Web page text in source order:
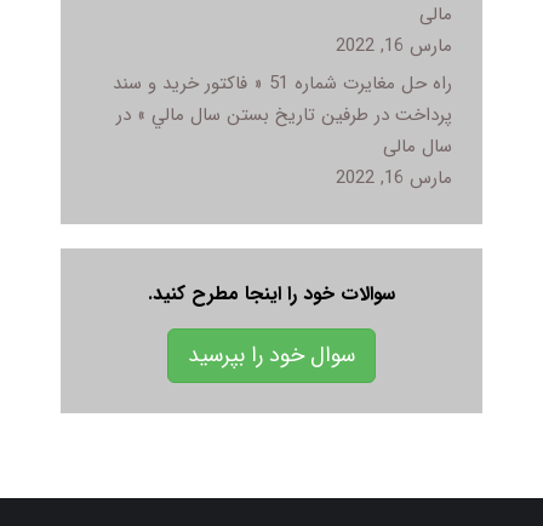
مالی
مارس 16, 2022
راه حل مغایرت شماره 51 « فاکتور خريد و سند
پرداخت در طرفين تاريخ بستن سال مالي » در
سال مالی
مارس 16, 2022
سوالات خود را اینجا مطرح کنید.
سوال خود را بپرسید